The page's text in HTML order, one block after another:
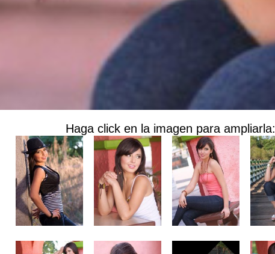
Haga click en la imagen para ampliarla: